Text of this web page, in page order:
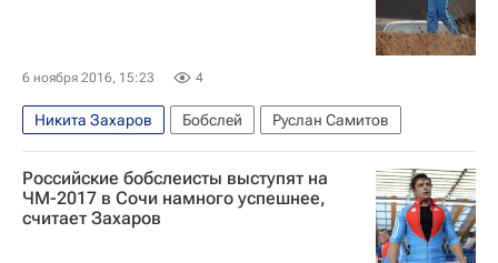
6 ноября 2016, 15:23 4
Никита Захаров Бобслей Руслан Самитов
Российские бобслеисты выступят на
ЧМ-2017 в Сочи намного успешнее,
считает Захаров